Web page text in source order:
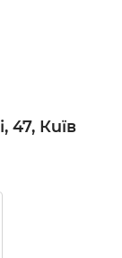
47, Київ